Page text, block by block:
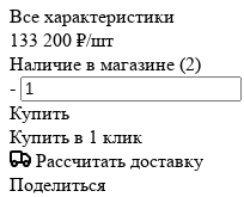
Все характеристики
133 200 ₽/шт
Наличие в магазине (2)
-
Купить
Купить в 1 клик
Рассчитать доставку
Поделиться